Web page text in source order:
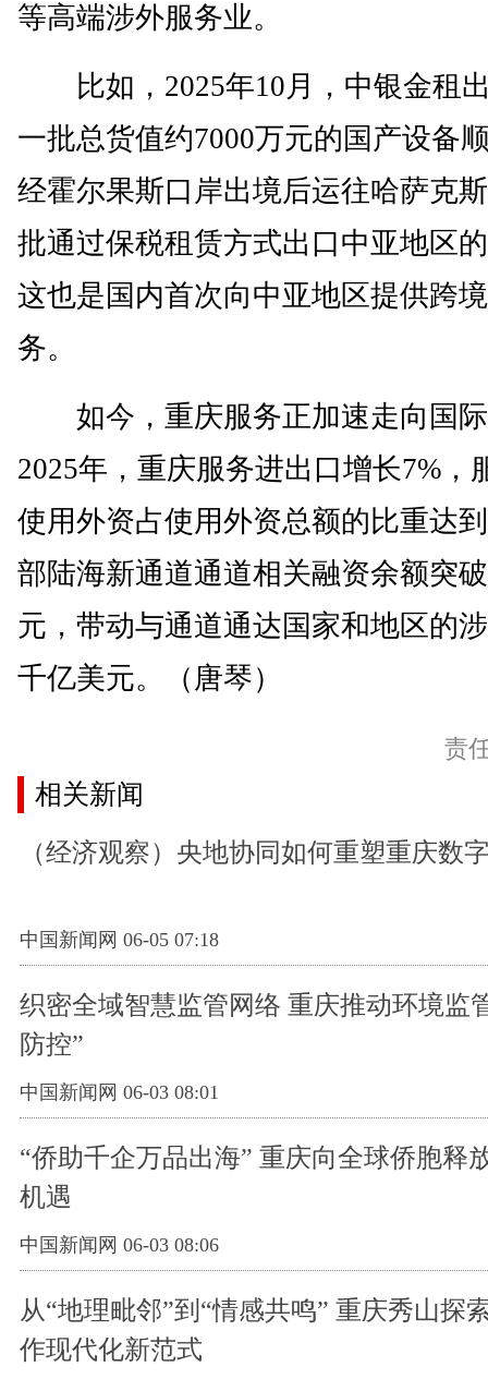
等高端涉外服务业。
比如，2025年10月，中银金租
一批总货值约7000万元的国产设备
经霍尔果斯口岸出境后运往哈萨克
批通过保税租赁方式出口中亚地区
这也是国内首次向中亚地区提供跨
务。
如今，重庆服务正加速走向国
2025年，重庆服务进出口增长7%，
使用外资占使用外资总额的比重达
部陆海新通道通道相关融资余额突
元，带动与通道通达国家和地区的
千亿美元。（唐琴）
责
相关新闻
（经济观察）央地协同如何重塑重庆数
中国新闻网 06-05 07:18
织密全域智慧监管网络 重庆推动环境监
防控”
中国新闻网 06-03 08:01
“侨助千企万品出海” 重庆向全球侨胞释
机遇
中国新闻网 06-03 08:06
从“地理毗邻”到“情感共鸣” 重庆秀山探
作现代化新范式